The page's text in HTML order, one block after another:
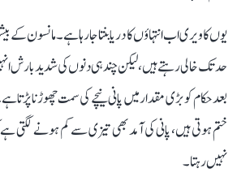
یوں کاویری اب انتہاؤں کا دریا بنتا جا رہا ہے۔ مانسون کے
حد تک خالی رہتے ہیں، لیکن چند ہی دنوں کی شدید بارش
بعد حکام کو بڑی مقدار میں پانی نیچے کی سمت چھوڑنا پڑتا
ختم ہوتی ہیں، پانی کی آمد بھی تیزی سے کم ہونے لگتی
نہیں رہتا۔